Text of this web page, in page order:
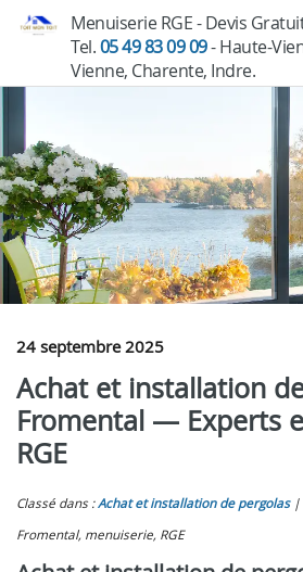
Menuiserie RGE - Devis
Tel.05 49 83 09 09- Haute-
Vienne, Charente, Indre.
24 septembre 2025
Achat et installation
Fromental — Experts
RGE
Classé dans :Achat et installation de pergolas
Fromental, menuiserie, RGE